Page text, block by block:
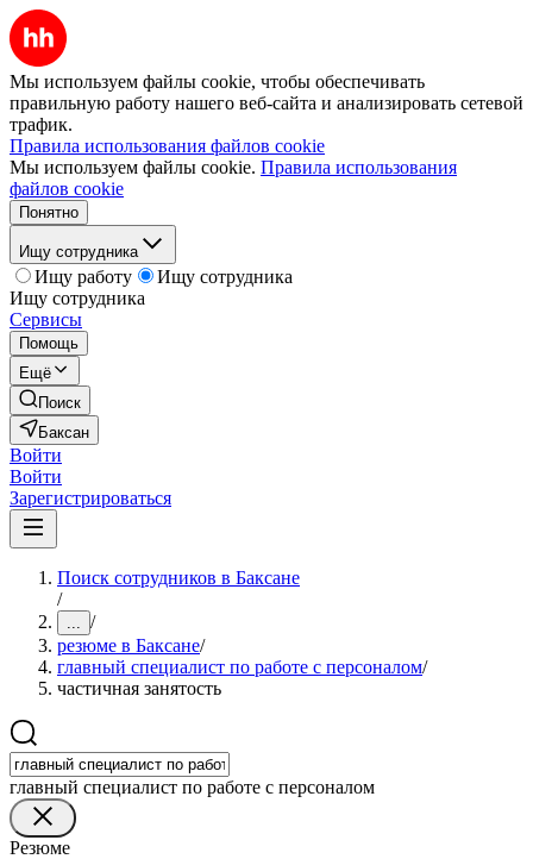
Мы используем файлы cookie, чтобы обеспечивать
правильную работу нашего веб-сайта и анализировать сетевой
трафик.
Правила использования файлов cookie
Мы используем файлы cookie. Правила использования
файлов cookie
Понятно
Ищу сотрудника
Ищу работу
Ищу сотрудника
Ищу сотрудника
Сервисы
Помощь
Ещё
Поиск
Баксан
Войти
Войти
Зарегистрироваться
Поиск сотрудников в Баксане
/
... /
резюме в Баксане/
главный специалист по работе с персоналом/
частичная занятость
главный специалист по работе с персоналом
Резюме